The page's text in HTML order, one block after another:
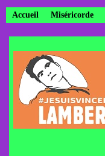
Accueil Miséricorde